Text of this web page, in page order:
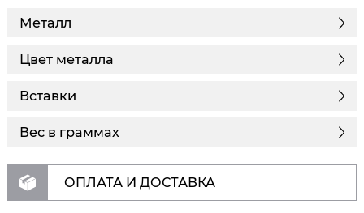
Металл
Цвет металла
Вставки
Вес в граммах
ОПЛАТА И ДОСТАВКА